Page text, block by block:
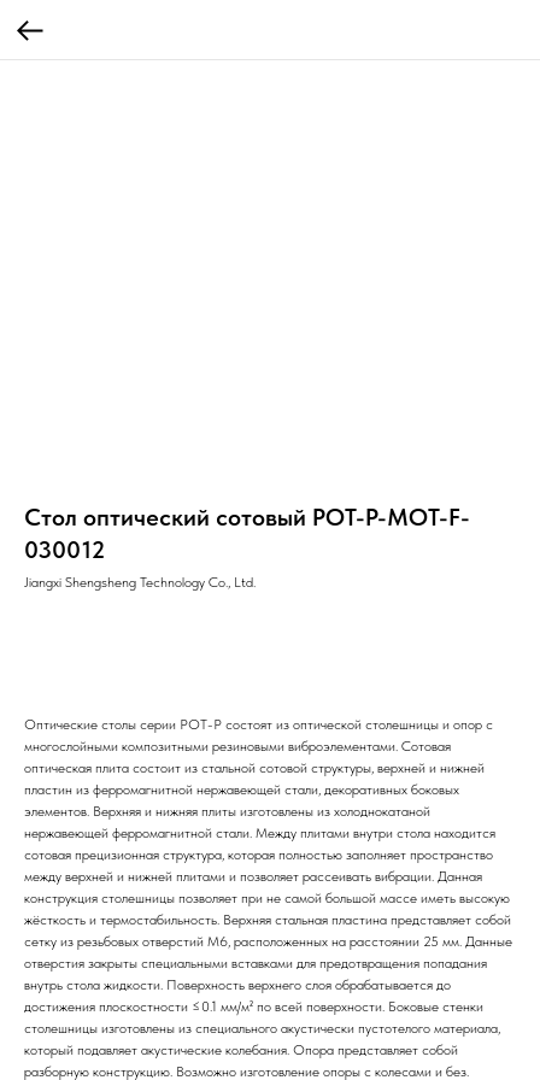
Стол оптический сотовый POT-P-MOT-F-
030012
Jiangxi Shengsheng Technology Co., Ltd.
Оптические столы серии POT-P состоят из оптической столешницы и опор с
многослойными композитными резиновыми виброэлементами. Сотовая
оптическая плита состоит из стальной сотовой структуры, верхней и нижней
пластин из ферромагнитной нержавеющей стали, декоративных боковых
элементов. Верхняя и нижняя плиты изготовлены из холоднокатаной
нержавеющей ферромагнитной стали. Между плитами внутри стола находится
сотовая прецизионная структура, которая полностью заполняет пространство
между верхней и нижней плитами и позволяет рассеивать вибрации. Данная
конструкция столешницы позволяет при не самой большой массе иметь высокую
жёсткость и термостабильность. Верхняя стальная пластина представляет собой
сетку из резьбовых отверстий M6, расположенных на расстоянии 25 мм. Данные
отверстия закрыты специальными вставками для предотвращения попадания
внутрь стола жидкости. Поверхность верхнего слоя обрабатывается до
достижения плоскостности ≤0.1 мм/м² по всей поверхности. Боковые стенки
столешницы изготовлены из специального акустически пустотелого материала,
который подавляет акустические колебания. Опора представляет собой
разборную конструкцию. Возможно изготовление опоры с колесами и без.